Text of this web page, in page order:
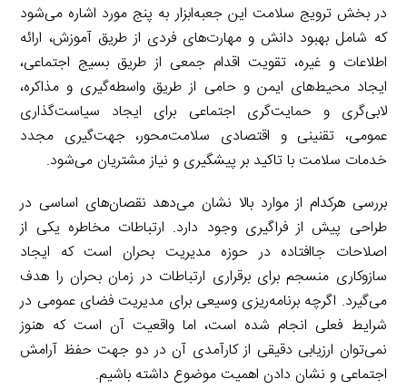
در بخش ترویج سلامت این جعبه‌ابزار به پنج مورد اشاره می‌شود
که شامل بهبود دانش و مهارت‌های فردی از طریق آموزش، ارائه
اطلاعات و غیره، تقویت اقدام جمعی از طریق بسیج اجتماعی،
ایجاد محیط‌های ایمن و حامی از طریق واسطه‌گیری و مذاکره،
لابی‌گری و حمایت‌گری اجتماعی برای ایجاد سیاست‌گذاری
عمومی، تقنینی و اقتصادی سلامت‌محور، جهت‌گیری مجدد
خدمات سلامت با تاکید بر پیشگیری و نیاز مشتریان می‌شود.
بررسی هرکدام از موارد بالا نشان می‌دهد نقصان‌های اساسی در
طراحی پیش از فراگیری وجود دارد. ارتباطات مخاطره یکی از
اصلاحات جاافتاده در حوزه مدیریت بحران است که ایجاد
سازوکاری منسجم برای برقراری ارتباطات در زمان بحران را هدف
می‌گیرد. اگرچه برنامه‌ریزی وسیعی برای مدیریت فضای عمومی در
شرایط فعلی انجام شده است، اما واقعیت آن است که هنوز
نمی‌توان ارزیابی دقیقی از کارآمدی آن در دو جهت حفظ آرامش
اجتماعی و نشان دادن اهمیت موضوع داشته باشیم.